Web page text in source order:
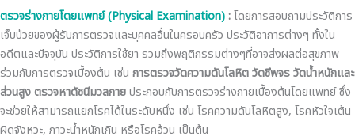
ตรวจร่างกายโดยแพทย์(Physical Examination):โดยการสอบถามประวัติการ
เจ็บป่วยของผู้รับการตรวจและบุคคลอื่นในครอบครัว ประวัติอาการต่างๆ ทั้งใน
อดีตและปัจจุบัน ประวัติการใช้ยา รวมถึงพฤติกรรมต่างๆที่อาจส่งผลต่อสุขภาพ
ร่วมกับการตรวจเบื้องต้น เช่น การตรวจวัดความดันโลหิต วัดชีพจร วัดน้ำหนักและ
ส่วนสูง ตรวจหาดัชนีมวลกายประกอบกับการตรวจร่างกายเบื้องต้นโดยแพทย์ ซึ่ง
จะช่วยให้สามารถแยกโรคได้ในระดับหนึ่ง เช่น โรคความดันโลหิตสูง, โรคหัวใจเต้น
ผิดจังหวะ, ภาวะน้ำหนักเกิน หรือโรคอ้วน เป็นต้น